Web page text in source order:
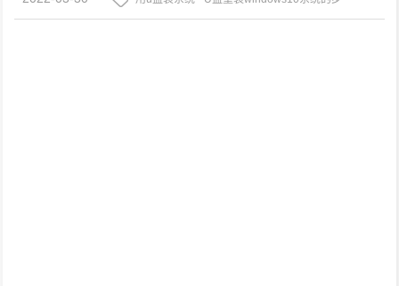
骤
如何重装win10系统